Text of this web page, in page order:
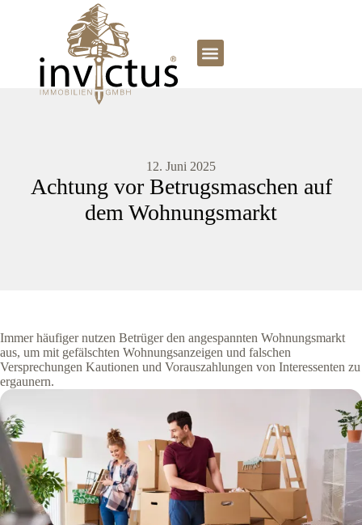
12. Juni 2025
Achtung vor Betrugsmaschen auf
dem Wohnungsmarkt
Immer häufiger nutzen Betrüger den angespannten Wohnungsmarkt
aus, um mit gefälschten Wohnungsanzeigen und falschen
Versprechungen Kautionen und Vorauszahlungen von Interessenten zu
ergaunern.